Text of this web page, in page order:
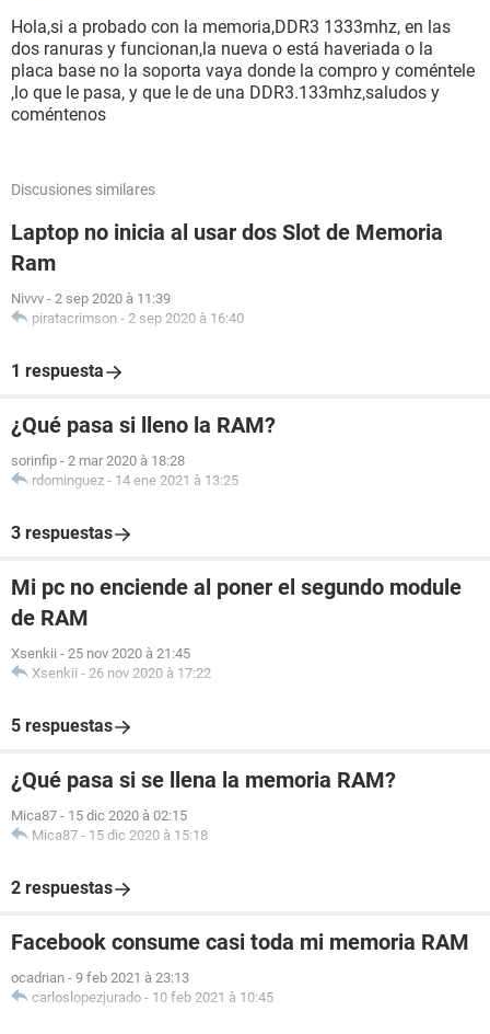
Muchas gracias!!
Hola,si a probado con la memoria,DDR3 1333mhz, en las
dos ranuras y funcionan,la nueva o está haveriada o la
placa base no la soporta vaya donde la compro y coméntele
,lo que le pasa, y que le de una DDR3.133mhz,saludos y
coméntenos
Discusiones similares
Laptop no inicia al usar dos Slot de Memoria
Ram
Nivvv - 2 sep 2020 à 11:39
piratacrimson - 2 sep 2020 à 16:40
1 respuesta
¿Qué pasa si lleno la RAM?
sorinfip - 2 mar 2020 à 18:28
rdominguez - 14 ene 2021 à 13:25
3 respuestas
Mi pc no enciende al poner el segundo module
de RAM
Xsenkii - 25 nov 2020 à 21:45
Xsenkii - 26 nov 2020 à 17:22
5 respuestas
¿Qué pasa si se llena la memoria RAM?
Mica87 - 15 dic 2020 à 02:15
Mica87 - 15 dic 2020 à 15:18
2 respuestas
Facebook consume casi toda mi memoria RAM
ocadrian - 9 feb 2021 à 23:13
carloslopezjurado - 10 feb 2021 à 10:45